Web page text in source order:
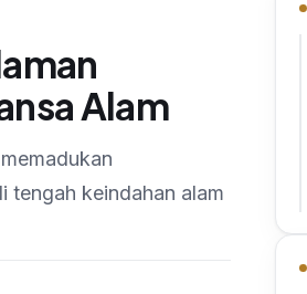
Alam
tengah keindahan alam